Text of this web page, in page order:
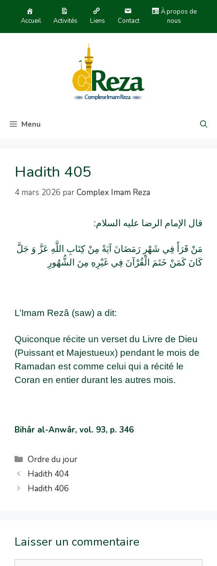
Accueil Activités Liens Contact
À propos de
nous
Menu
Hadith 405
4 mars 2026 parComplex Imam Reza
قال الإمام الرضا علیه السلام:
مَنْ قَرَأَ فِي شَهْرِ رَمَضَانَ آيَةً مِنْ كِتَابِ اللَّهِ عَزَّ وَ جَلَّ
كَانَ كَمَنْ خَتَمَ الْقُرْآنَ فِي غَيْرِهِ مِنَ الشُّهُورِ
L’Imam Rezâ (saw) a dit:
Quiconque récite un verset du Livre de Dieu
(Puissant et Majestueux) pendant le mois de
Ramadan est comme celui qui a récité le
Coran en entier durant les autres mois.
Bihâr al-Anwâr, vol. 93, p. 346
Ordre du jour
Hadith 404
Hadith 406
Laisser un commentaire